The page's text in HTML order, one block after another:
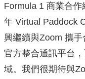
Formula 1 商業合
年 Virtual Paddock
興繼續與Zoom 攜
官方整合通訊平台
域。我們很期待與